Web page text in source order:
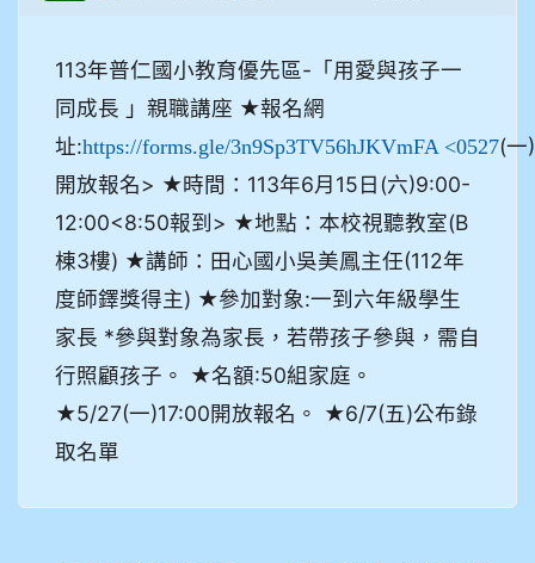
113年普仁國小教育優先區-「用愛與孩子一
同成長 」親職講座 ★報名網
址:https://forms.gle/3n9Sp3TV56hJKVmFA <0527(一
開放報名> ★時間：113年6月15日(六)9:00-
12:00<8:50報到> ★地點：本校視聽教室(B
棟3樓) ★講師：田心國小吳美鳳主任(112 年
度師鐸獎得主) ★參加對象:一到六年級學生
家長 *參與對象為家長，若帶孩子參與，需自
行照顧孩子。 ★名額:50組家庭。
★5/27(一)17:00開放報名。 ★6/7(五)公布錄
取名單